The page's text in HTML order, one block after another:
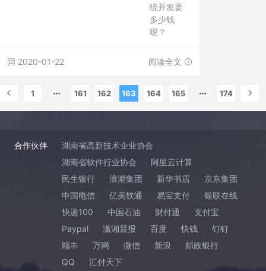
统开发要
多少钱
呢？
2020-01-22 阅读全文
1 161 162 163 164 165 174
合作伙伴
湖南省高新技术企业协会
湖南省软件行业协会
阿里云计算
民生银行
浪潮集团 新华书店
京东集团
中国电信
亿美软通 易宝支付
银联在线
快递100
中国石油 财付通
支付宝
Paypal
潇湘晨报 百度 快钱
钉钉
顺丰
万网 微信 新浪
邮政银行
QQ
汇付天下